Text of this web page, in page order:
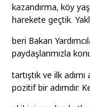
kazandırma, köy
harekete geçtik.
beri Bakan
paydaşlarımızla
tartıştık ve ilk
pozitif bir adımdır.